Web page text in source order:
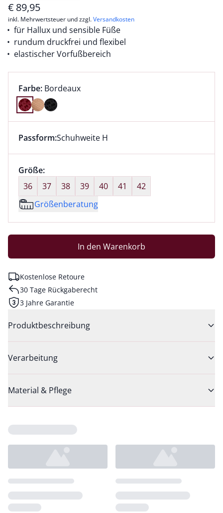
€ 89,95
inkl. Mehrwertsteuer und zzgl.Versandkosten
für Hallux und sensible Füße
rundum druckfrei und flexibel
elastischer Vorfußbereich
Farbauswahl:
Farbe: aktuell ausgewählt:
Bordeaux
Farbe Bordeaux ausgewählt
Dieser Artikel hat die Passform Schuhweite H. für
Passform:Schuhweite H
Größenauswahl:
Größe:nichts ausgewählt
36
37 38 39 40 41
42
Größenberatung
In den Warenkorb
Kostenlose Retoure
30 Tage Rückgaberecht
3 Jahre Garantie
Produktbeschreibung
Verarbeitung
Material & Pflege